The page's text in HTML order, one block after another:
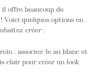
offre beaucoup de
Voici quelques options en
créer :
: associez-le au blanc et
clair pour créer un look